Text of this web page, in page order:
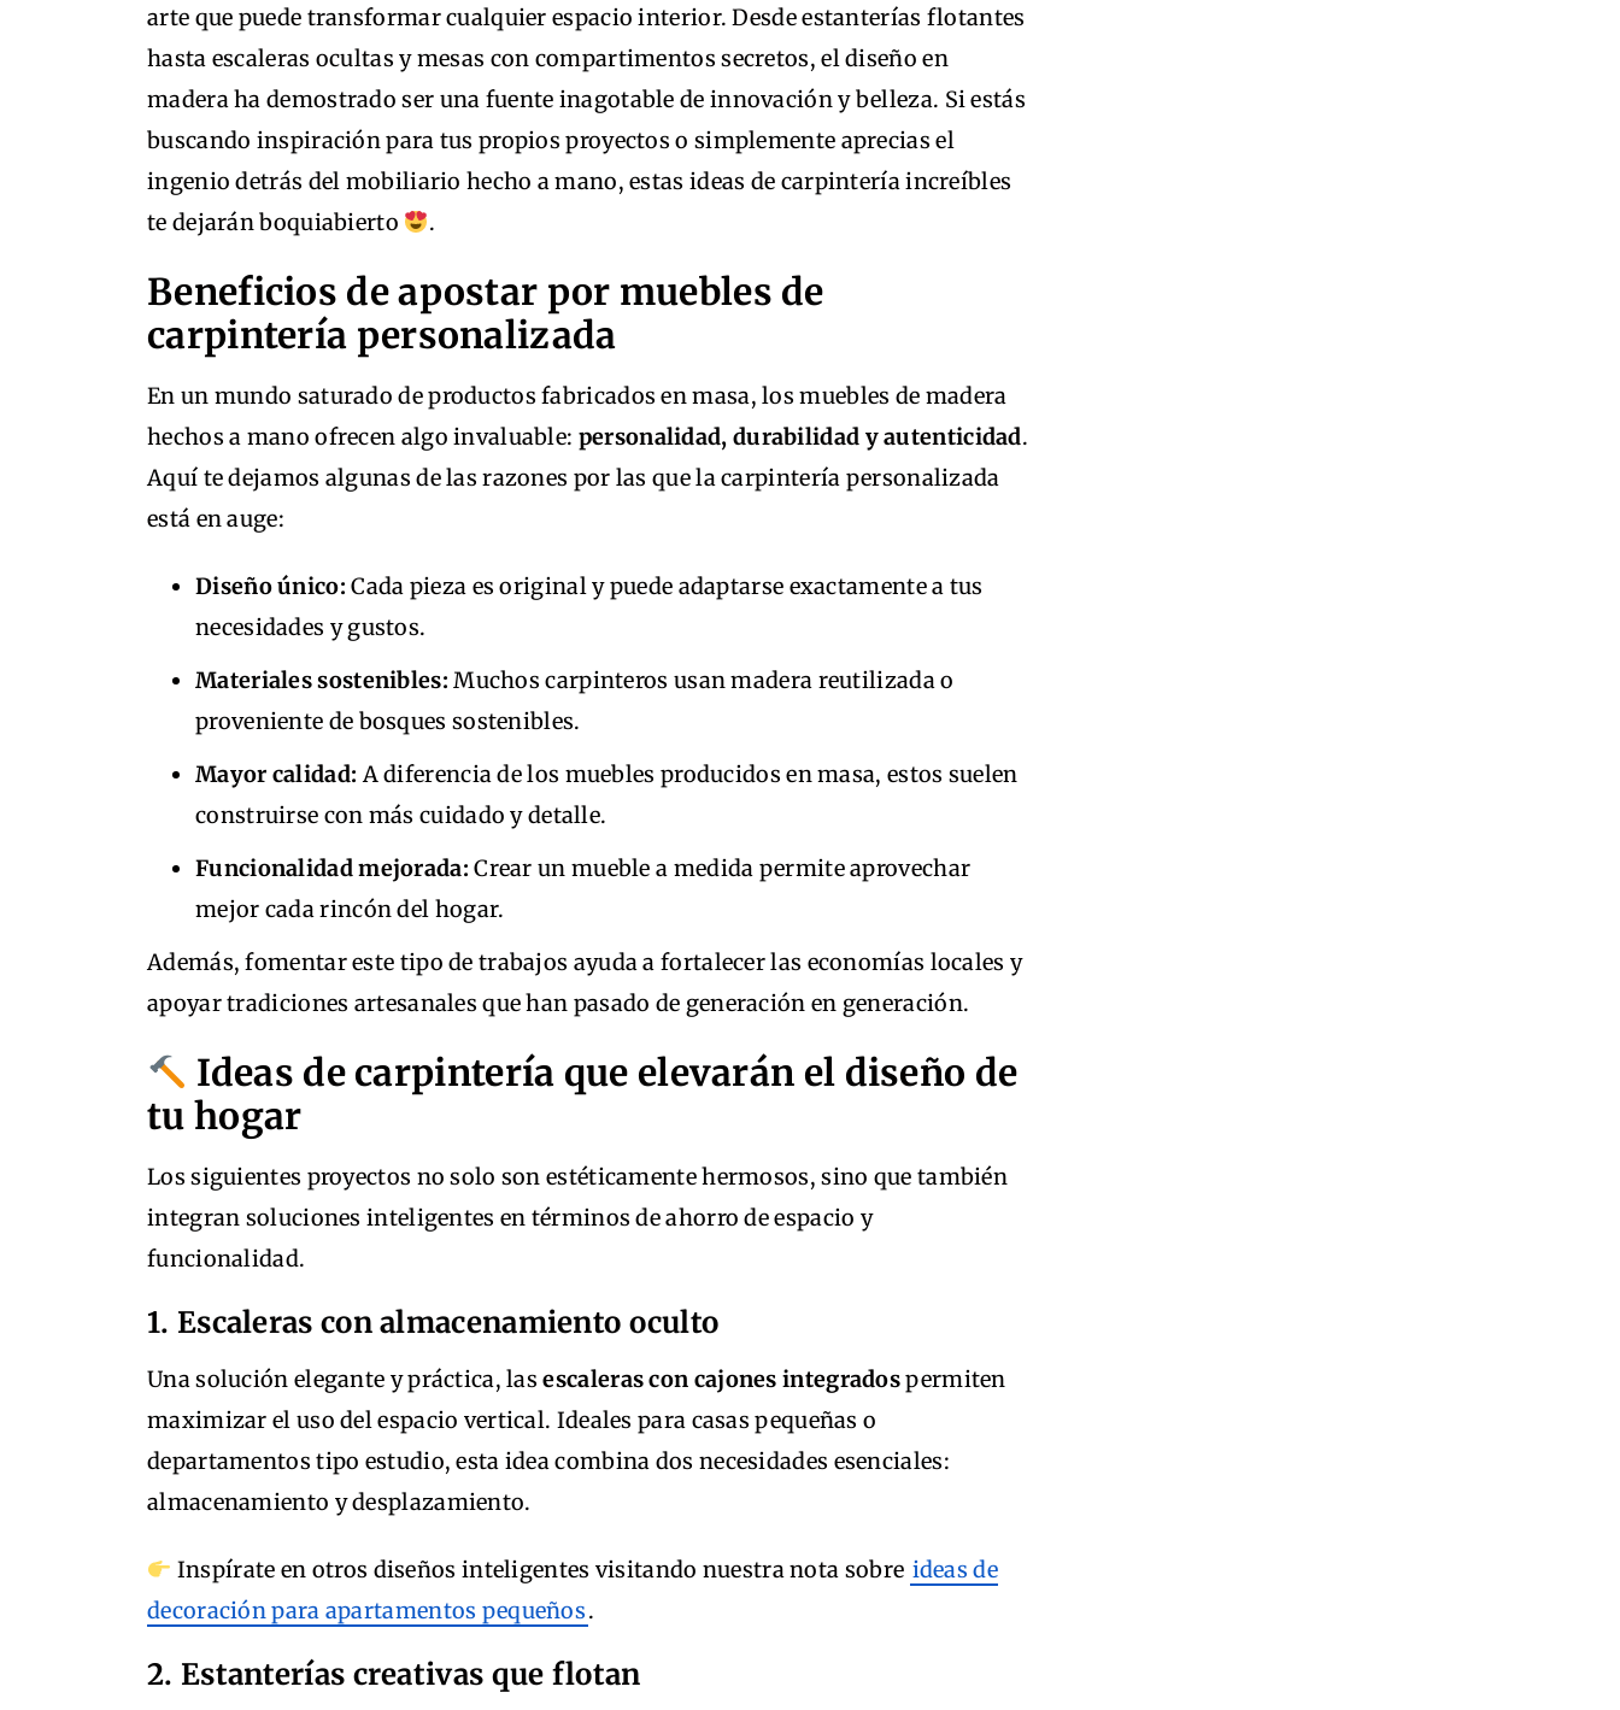
arte que puede transformar cualquier espacio interior. Desde estanterías flotantes
hasta escaleras ocultas y mesas con compartimentos secretos, el diseño en
madera ha demostrado ser una fuente inagotable de innovación y belleza. Si estás
buscando inspiración para tus propios proyectos o simplemente aprecias el
ingenio detrás del mobiliario hecho a mano, estas ideas de carpintería increíbles
te dejarán boquiabierto
.
Beneficios de apostar por muebles de
carpintería personalizada
En un mundo saturado de productos fabricados en masa, los muebles de madera
hechos a mano ofrecen algo invaluable: personalidad, durabilidad y autenticidad.
Aquí te dejamos algunas de las razones por las que la carpintería personalizada
está en auge:
Diseño único: Cada pieza es original y puede adaptarse exactamente a tus
necesidades y gustos.
Materiales sostenibles: Muchos carpinteros usan madera reutilizada o
proveniente de bosques sostenibles.
Mayor calidad: A diferencia de los muebles producidos en masa, estos suelen
construirse con más cuidado y detalle.
Funcionalidad mejorada: Crear un mueble a medida permite aprovechar
mejor cada rincón del hogar.
Además, fomentar este tipo de trabajos ayuda a fortalecer las economías locales y
apoyar tradiciones artesanales que han pasado de generación en generación.
Ideas de carpintería que elevarán el diseño de
tu hogar
Los siguientes proyectos no solo son estéticamente hermosos, sino que también
integran soluciones inteligentes en términos de ahorro de espacio y
funcionalidad.
1. Escaleras con almacenamiento oculto
Una solución elegante y práctica, lasescaleras con cajones integradospermiten
maximizar el uso del espacio vertical. Ideales para casas pequeñas o
departamentos tipo estudio, esta idea combina dos necesidades esenciales:
almacenamiento y desplazamiento.
Inspírate en otros diseños inteligentes visitando nuestra nota sobre ideas de
decoración para apartamentos pequeños.
2. Estanterías creativas que flotan